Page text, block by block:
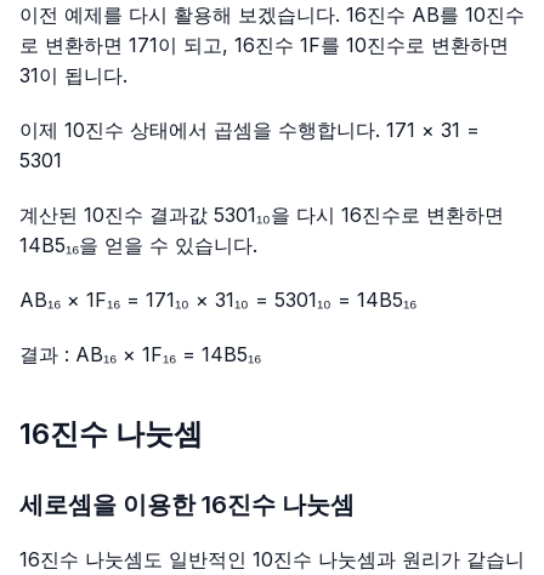
이전 예제를 다시 활용해 보겠습니다. 16진수 AB를 10진수
로 변환하면 171이 되고, 16진수 1F를 10진수로 변환하면
31이 됩니다.
이제 10진수 상태에서 곱셈을 수행합니다. 171 × 31 =
5301
계산된 10진수 결과값 5301₁₀을 다시 16진수로 변환하면
14B5₁₆을 얻을 수 있습니다.
AB₁₆ × 1F₁₆ = 171₁₀ × 31₁₀ = 5301₁₀ = 14B5₁₆
결과 : AB₁₆ × 1F₁₆ = 14B5₁₆
16진수 나눗셈
세로셈을 이용한 16진수 나눗셈
16진수 나눗셈도 일반적인 10진수 나눗셈과 원리가 같습니